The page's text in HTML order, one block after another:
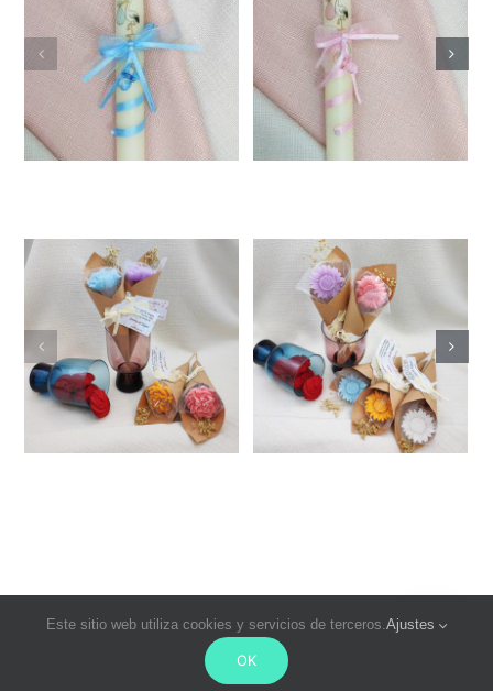
© Copyright 2021- 2026 | Cereria Pinsart. Todos los derechos
reservados
Este sitio web utiliza cookies y servicios de terceros.Ajustes
OK